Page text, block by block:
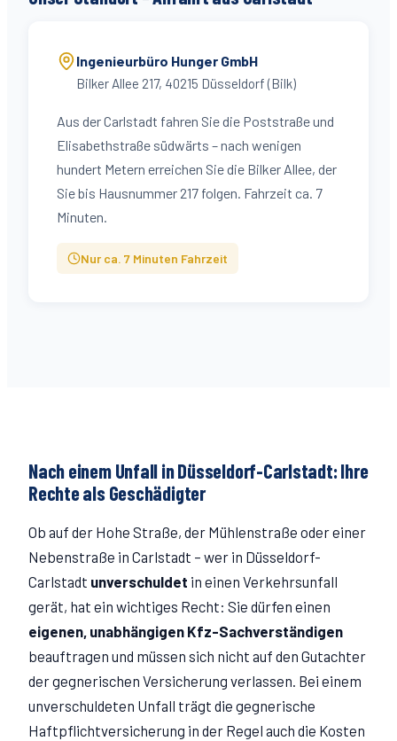
Ingenieurbüro Hunger GmbH
Bilker Allee 217, 40215 Düsseldorf (Bilk)
Aus der Carlstadt fahren Sie die Poststraße und
Elisabethstraße südwärts – nach wenigen
hundert Metern erreichen Sie die Bilker Allee, der
Sie bis Hausnummer 217 folgen. Fahrzeit ca. 7
Minuten.
Nur ca. 7 Minuten Fahrzeit
Nach einem Unfall in Düsseldorf-Carlstadt: Ihre
Rechte als Geschädigter
Ob auf der Hohe Straße, der Mühlenstraße oder einer
Nebenstraße in Carlstadt – wer in Düsseldorf-
Carlstadt unverschuldet in einen Verkehrsunfall
gerät, hat ein wichtiges Recht: Sie dürfen einen
eigenen, unabhängigen Kfz-Sachverständigen
beauftragen und müssen sich nicht auf den Gutachter
der gegnerischen Versicherung verlassen. Bei einem
unverschuldeten Unfall trägt die gegnerische
Haftpflichtversicherung in der Regel auch die Kosten